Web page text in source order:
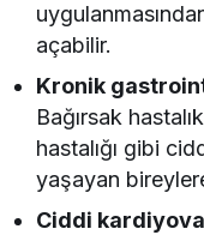
açabilir.
Kronik
Bağırsak
hastalığı gibi
yaşayan
Ciddi